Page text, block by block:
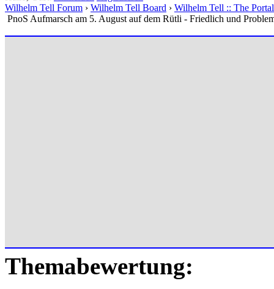
Wilhelm Tell Forum › Wilhelm Tell Board › Wilhelm Tell :: The
PnoS Aufmarsch am 5. August auf dem Rütli - Friedlich und
Themabewertung: